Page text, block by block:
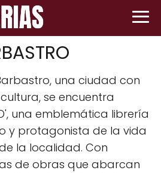
una ciudad con
se encuentra
una emblemática librería
y protagonista de la vida
la localidad. Con
de obras que abarcan